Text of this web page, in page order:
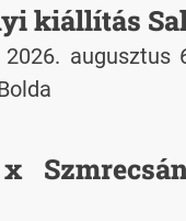
kiállítás
2026. augusztus